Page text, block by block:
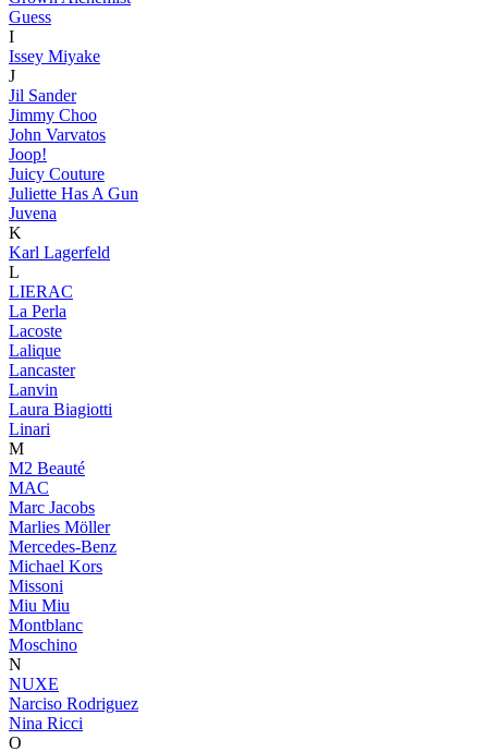
Guess
I
Issey Miyake
J
Jil Sander
Jimmy Choo
John Varvatos
Joop!
Juicy Couture
Juliette Has A Gun
Juvena
K
Karl Lagerfeld
L
LIERAC
La Perla
Lacoste
Lalique
Lancaster
Lanvin
Laura Biagiotti
Linari
M
M2 Beauté
MAC
Marc Jacobs
Marlies Möller
Mercedes-Benz
Michael Kors
Missoni
Miu Miu
Montblanc
Moschino
N
NUXE
Narciso Rodriguez
Nina Ricci
O